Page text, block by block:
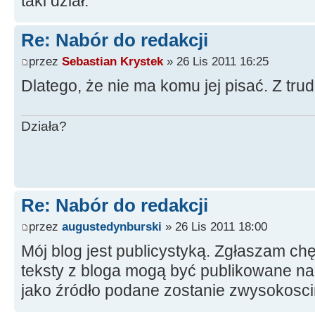
Re: Nabór do redakcji
przez Sebastian Krystek » 26 Lis 2011 16:25
Dlatego, że nie ma komu jej pisać. Z
Działa?
Re: Nabór do redakcji
przez augustedynburski » 26 Lis 2011 18:00
Mój blog jest publicystyką. Zgłaszam
teksty z bloga mogą być publikowane
jako źródło podane zostanie